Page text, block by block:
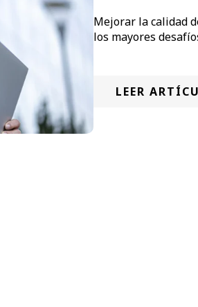
Mejorar la calidad
los mayores
LEER